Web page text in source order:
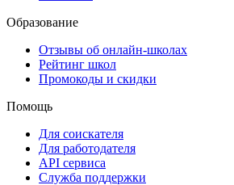
Образование
Отзывы об онлайн-школах
Рейтинг школ
Промокоды и скидки
Помощь
Для соискателя
Для работодателя
API сервиса
Служба поддержки